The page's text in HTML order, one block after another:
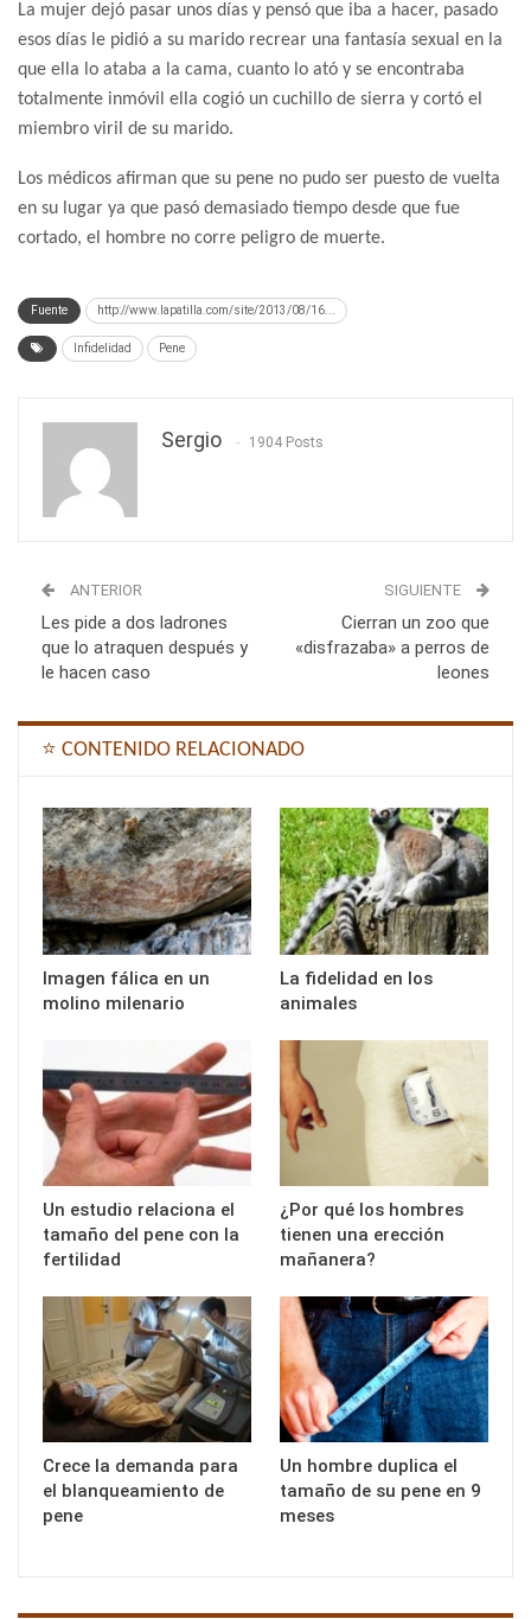
La mujer dejó pasar unos días y pensó que iba a hacer, pasado
esos días le pidió a su marido recrear una fantasía sexual en la
que ella lo ataba a la cama, cuanto lo ató y se encontraba
totalmente inmóvil ella cogió un cuchillo de sierra y cortó el
miembro viril de su marido.
Los médicos afirman que su pene no pudo ser puesto de vuelta
en su lugar ya que pasó demasiado tiempo desde que fue
cortado, el hombre no corre peligro de muerte.
Fuente http://www.lapatilla.com/site/2013/08/16...
Infidelidad Pene
Sergio 1904 Posts
ANTERIOR
Les pide a dos ladrones
que lo atraquen después y
le hacen caso
SIGUIENTE
Cierran un zoo que
«disfrazaba» a perros de
leones
⭐ CONTENIDO RELACIONADO
Imagen fálica en un
molino milenario
La fidelidad en los
animales
Un estudio relaciona el
tamaño del pene con la
fertilidad
¿Por qué los hombres
tienen una erección
mañanera?
Crece la demanda para
el blanqueamiento de
pene
Un hombre duplica el
tamaño de su pene en 9
meses